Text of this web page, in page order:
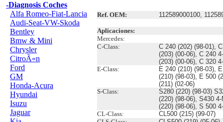
-Diagnosis Coches
Alfa Romeo-Fiat-Lancia
Audi-Seat-VW-Skoda
Bentley
Bmw & Mini
Chrysler
CitroÃ«n
Ford
GM
Honda-Acura
Hyundai
Isuzu
Jaguar
Ref. OEM: 112589000100,
Aplicaciones:
Mercedes:
C-Class:
C 240 (202) (98-01),
(203) (00-06), C 240
(203) (00-06), C 320
E-Class:
E 240 (210) (98-03),
(210) (98-03), E 500
(211) (02-06)
S-Class:
S280 (220) (98-03)
(220) (98-06), S430
(220) (98-06), S 500
CL-Class:
CL500 (215) (99-07)